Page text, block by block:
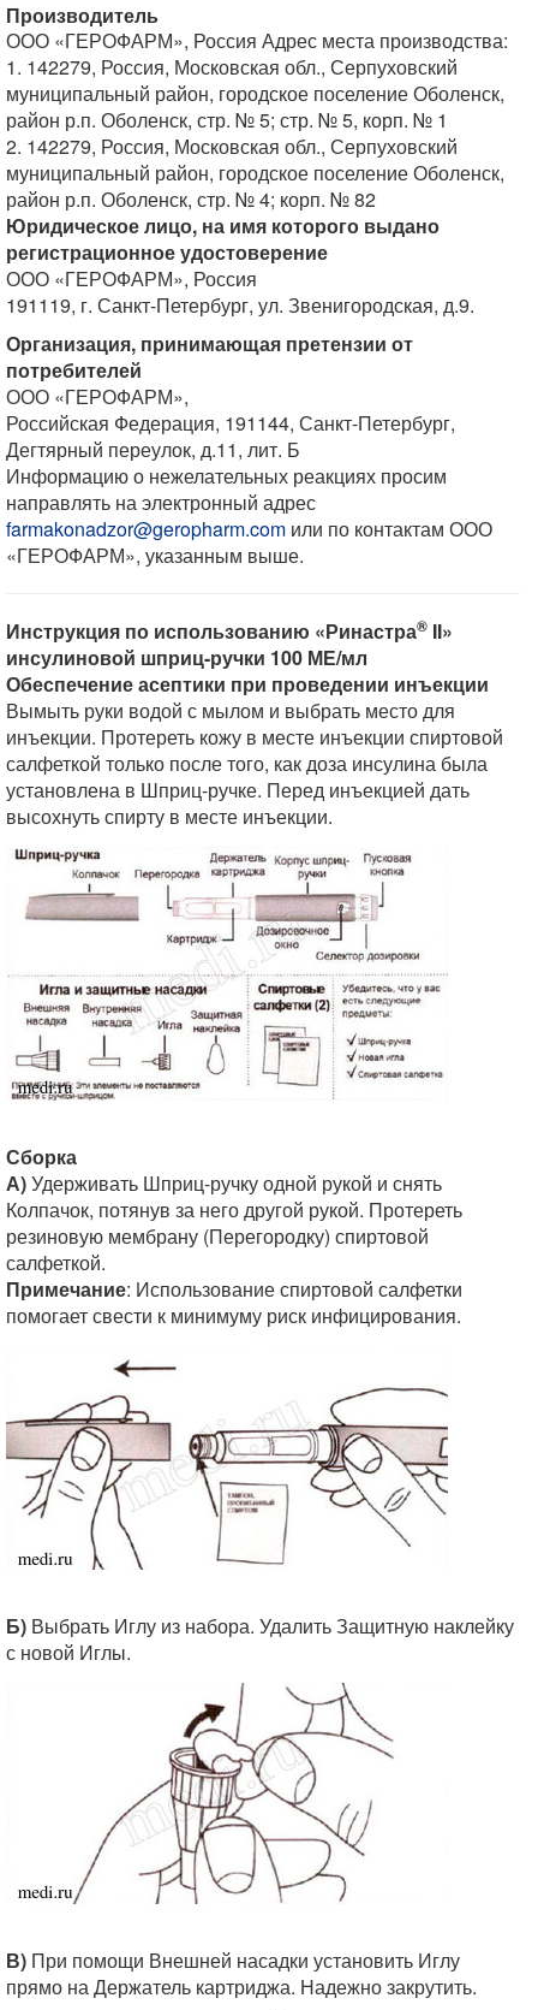
Производитель
ООО «ГЕРОФАРМ», Россия Адрес места производства:
1. 142279, Россия, Московская обл., Серпуховский
муниципальный район, городское поселение Оболенск,
район р.п. Оболенск, стр. № 5; стр. № 5, корп. № 1
2. 142279, Россия, Московская обл., Серпуховский
муниципальный район, городское поселение Оболенск,
район р.п. Оболенск, стр. № 4; корп. № 82
Юридическое лицо, на имя которого выдано
регистрационное удостоверение
ООО «ГЕРОФАРМ», Россия
191119, г. Санкт-Петербург, ул. Звенигородская, д.9.
Организация, принимающая претензии от
потребителей
ООО «ГЕРОФАРМ»,
Российская Федерация, 191144, Санкт-Петербург,
Дегтярный переулок, д.11, лит. Б
Информацию о нежелательных реакциях просим
направлять на электронный адрес
farmakonadzor@geropharm.com или по контактам ООО
«ГЕРОФАРМ», указанным выше.
Инструкция по использованию «Ринастра® II»
инсулиновой шприц-ручки 100 МЕ/мл
Обеспечение асептики при проведении инъекции
Вымыть руки водой с мылом и выбрать место для
инъекции. Протереть кожу в месте инъекции спиртовой
салфеткой только после того, как доза инсулина была
установлена в Шприц-ручке. Перед инъекцией дать
высохнуть спирту в месте инъекции.
Сборка
А)Удерживать Шприц-ручку одной рукой и снять
Колпачок, потянув за него другой рукой. Протереть
резиновую мембрану (Перегородку) спиртовой
салфеткой.
Примечание: Использование спиртовой салфетки
помогает свести к минимуму риск инфицирования.
Б) Выбрать Иглу из набора. Удалить Защитную наклейку
с новой Иглы.
В) При помощи Внешней насадки установить Иглу
прямо на Держатель картриджа. Надежно закрутить.